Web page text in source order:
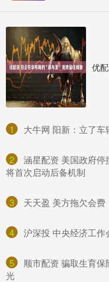
1 大牛网 阳新：立了
2
涵星配资 美国政府
将首次启动后备机制
3 天天盈 美方拖欠会
4 沪深投 中央经济工作
5
顺市配资 骗取生育
光